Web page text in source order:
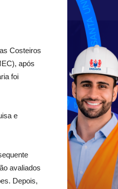
Costeiros
após
foi
e
avaliados
Depois,